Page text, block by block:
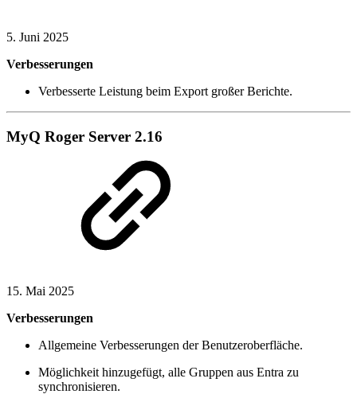
5. Juni 2025
Verbesserungen
Verbesserte Leistung beim Export großer Berichte.
MyQ Roger Server 2.16
15. Mai 2025
Verbesserungen
Allgemeine Verbesserungen der Benutzeroberfläche.
Möglichkeit hinzugefügt, alle Gruppen aus Entra zu
synchronisieren.